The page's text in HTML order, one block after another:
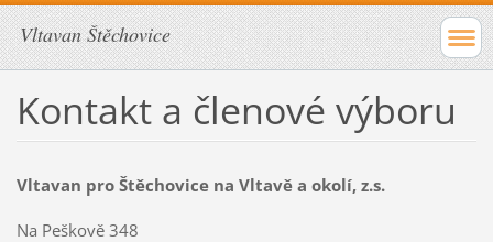
Vltavan Štěchovice
Kontakt a členové výboru
Vltavan pro Štěchovice na Vltavě a okolí, z.s.
Na Peškově 348